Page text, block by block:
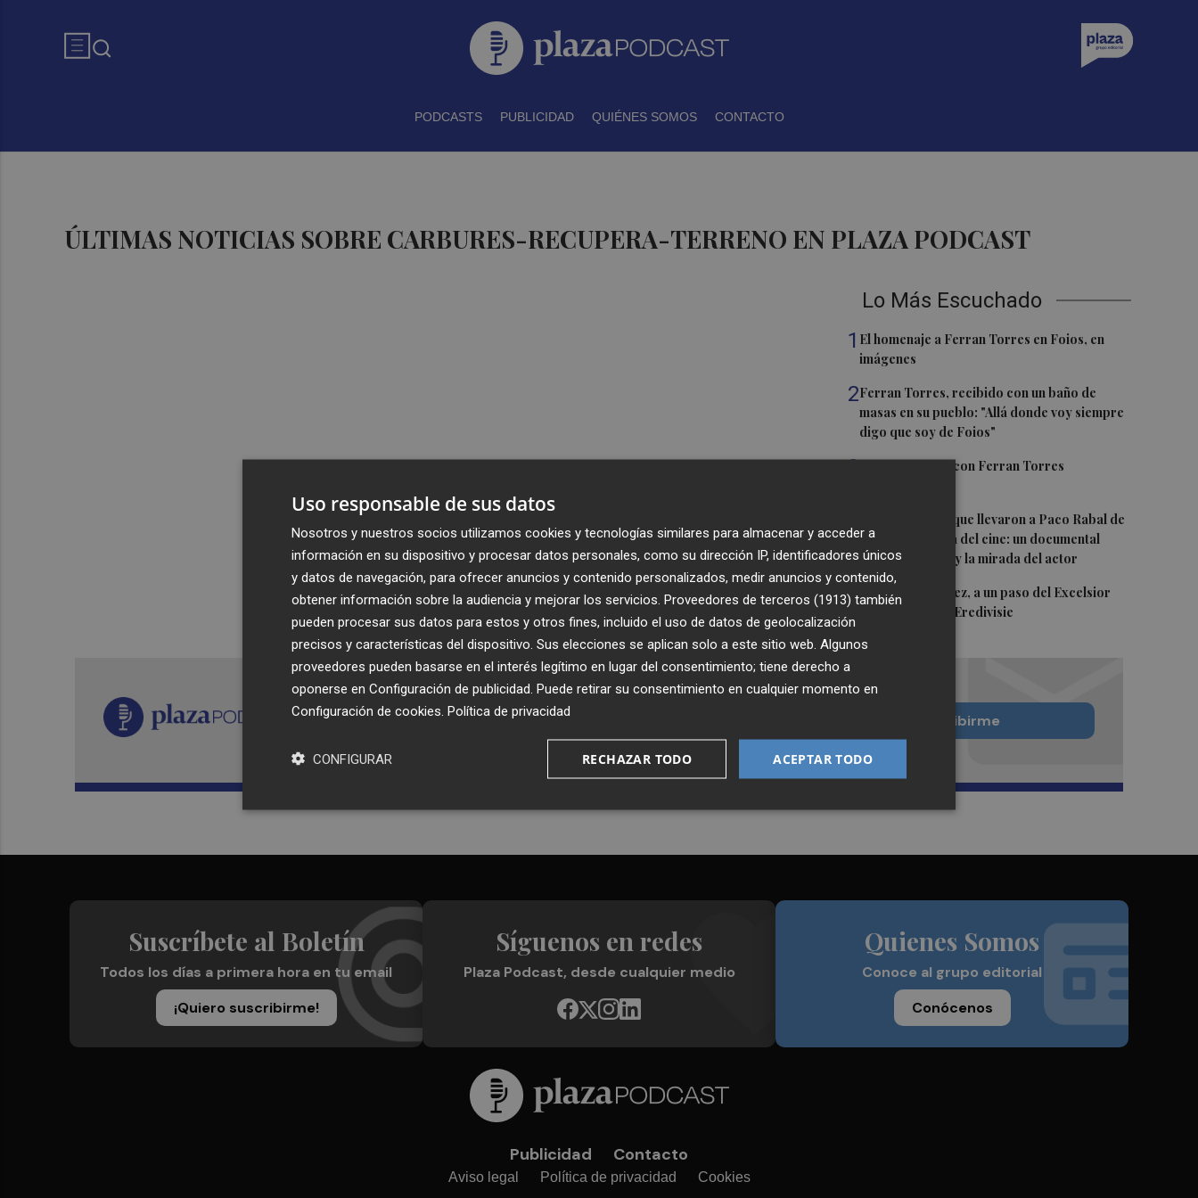
PODCASTS PUBLICIDAD QUIÉNES SOMOS CONTACTO
ÚLTIMAS NOTICIAS SOBRE CARBURES-RECUPERA-TERRENO EN PLAZA PODCAST
Lo Más Escuchado
1 El homenaje a Ferran Torres en Foios, en
imágenes
2Ferran Torres, recibido con un baño de
masas en su pueblo: "Allá donde voy siempre
digo que soy de Foios"
3Foios se vuelca con Ferran Torres
Las '200 vidas' que llevaron a Paco Rabal de
Águilas a la cima del cine: un documental
recupera la voz y la mirada del actor
5 Mario Domínguez, a un paso del Excelsior
Róterdam de la Eredivisie
Recibe toda la actualidad de
Plaza Podcast en tu correo
Quiero suscribirme
Suscríbete al Boletín
Todos los días a primera hora en tu email
¡Quiero suscribirme!
Síguenos en redes
Plaza Podcast, desde cualquier medio
Quienes Somos
Conoce al grupo editorial
Conócenos
Publicidad Contacto
Aviso legal Política de privacidad Cookies
Uso responsable de sus datos
Nosotros y nuestros socios utilizamos cookies y tecnologías similares para almacenar y acceder a
información en su dispositivo y procesar datos personales, como su dirección IP, identificadores únicos
y datos de navegación, para ofrecer anuncios y contenido personalizados, medir anuncios y contenido,
obtener información sobre la audiencia y mejorar los servicios. Proveedores de terceros (1913) también
pueden procesar sus datos para estos y otros fines, incluido el uso de datos de geolocalización
precisos y características del dispositivo. Sus elecciones se aplican solo a este sitio web. Algunos
proveedores pueden basarse en el interés legítimo en lugar del consentimiento; tiene derecho a
oponerse en Configuración de publicidad . Puede retirar su consentimiento en cualquier momento en
Configuración de cookies Política de privacidad
ACEPTAR TODO
RECHAZAR TODO
CONFIGURAR